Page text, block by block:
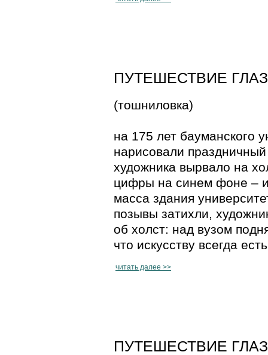
ПУТЕШЕСТВИЕ
(тошниловка)
на 175 лет бауманского
нарисовали
художника вырвало на
цифры на синем фоне –
масса здания
позывы затихли,
об холст: над вузом
что искусству всегда
читать далее >>
ПУТЕШЕСТВИЕ